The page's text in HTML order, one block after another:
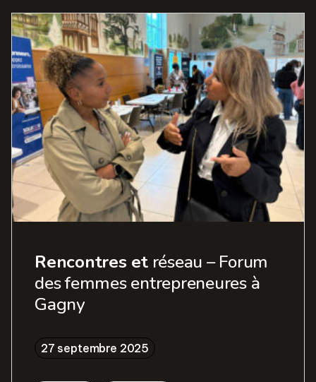
Rencontres etréseau – Forum
des femmes entrepreneures à
Gagny
27 septembre 2025